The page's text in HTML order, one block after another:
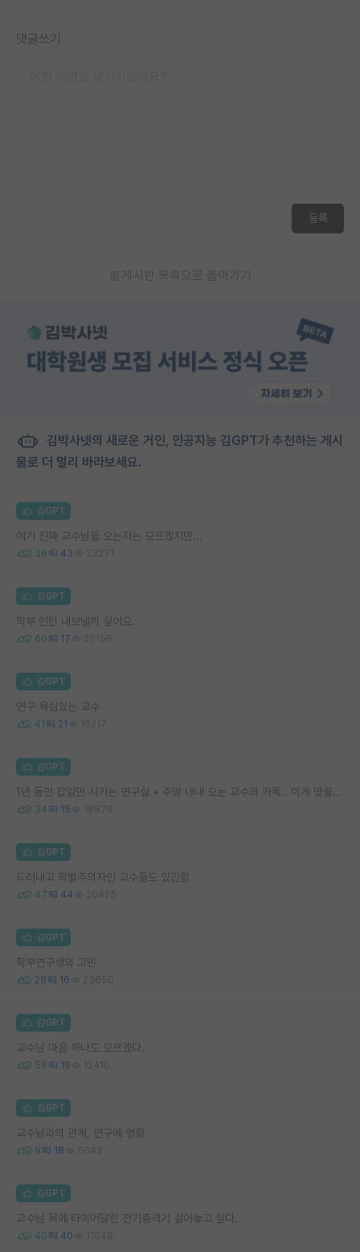
댓글쓰기
등록
게시판 목록으로 돌아가기
김박사넷의 새로운 거인, 인공지능 김GPT가 추천하는 게시
물로 더 멀리 바라보세요.
김GPT
여기 진짜 교수님들 오는지는 모르겠지만...
36 43 23271
김GPT
학부 인턴 내보낼까 싶어요.
66 17 29156
김GPT
연구 욕심있는 교수
41 21 16217
김GPT
1년 동안 잡일만 시키는 연구실 + 주말 내내 오는 교수의 카톡.. 이게 맞을까요
34 15 18879
김GPT
드러내고 학벌주의자인 교수들도 있긴함
47 44 20425
김GPT
학부연구생의 고민
28 16 23650
김GPT
교수님 마음 하나도 모르겠다.
59 19 12410
김GPT
교수님과의 관계, 연구에 영향
9 18 5642
김GPT
교수님 목에 타이머달린 전기충격기 걸어놓고 싶다.
40 40 11048